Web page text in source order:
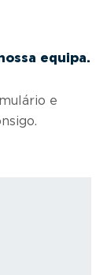
equipa.
e